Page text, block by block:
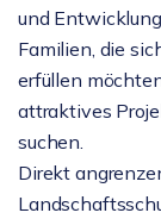
und
Familien, die
erfüllen
attraktives
suchen.
Direkt